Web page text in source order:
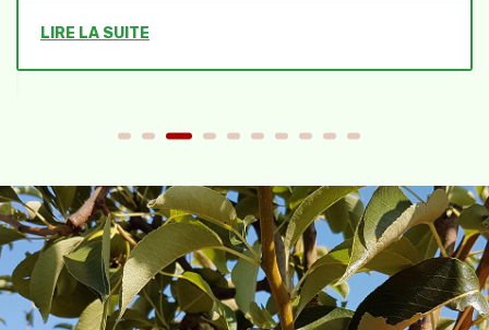
LIRE LA SUITE